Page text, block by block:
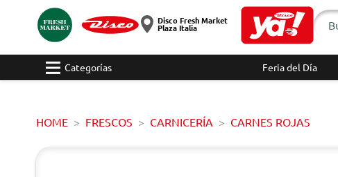
Disco Fresh Market
Plaza Italia
Categorías Feria del Día
HOME FRESCOS CARNICERÍA CARNES ROJAS